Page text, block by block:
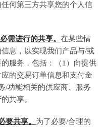
何第三方共享您的个人信
需进行的共享。 在某些情
息，以实现我们产品与/或
服务，包括：（1）向提供
的交易订单信息和支付金
/功能相关的供应商、服务
共享。
要共享。 为了必要/合理的